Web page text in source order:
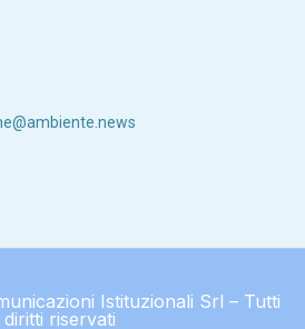
Istituzionali Srl – Tutti
diritti riservati